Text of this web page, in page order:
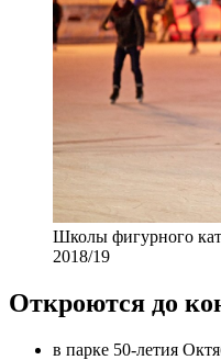
Школы фигурного
2018/19
Откроются до
в парке 50-летия